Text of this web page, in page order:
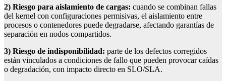
2) Riesgo para aislamiento de cargas: cuando se combinan fallas
del kernel con configuraciones permisivas, el aislamiento entre
procesos o contenedores puede degradarse, afectando garantías de
separación en nodos compartidos.
3) Riesgo de indisponibilidad: parte de los defectos corregidos
están vinculados a condiciones de fallo que pueden provocar caídas
o degradación, con impacto directo en SLO/SLA.